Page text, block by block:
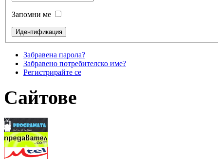
Запомни ме
Забравена парола?
Забравено потребителско име?
Регистрирайте се
Сайтове